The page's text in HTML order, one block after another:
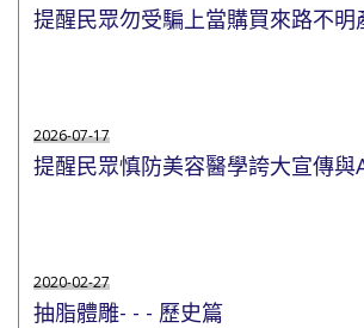
提醒民眾勿受騙上當購買來路不明
2026-07-17
提醒民眾慎防美容醫學誇大宣傳與
2020-02-27
抽脂體雕- - - 歷史篇